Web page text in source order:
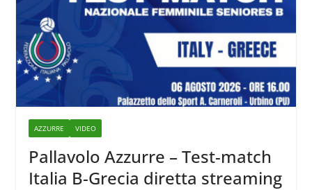
AZZURRE VIDEO
Pallavolo Azzurre – Test-match
Italia B-Grecia diretta streaming